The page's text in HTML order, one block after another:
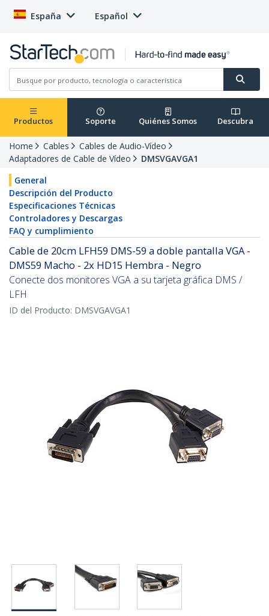
España Español
Productos Soporte Quiénes Somos Descubra
Home Cables
Cables de Audio-Vídeo
Adaptadores de Cable de Vídeo
DMSVGAVGA1
General
Descripción del Producto
Especificaciones Técnicas
Controladores y Descargas
FAQ y cumplimiento
Cable de 20cm LFH59 DMS-59 a doble pantalla VGA -
DMS59 Macho - 2x HD15 Hembra - Negro
Conecte dos monitores VGA a su tarjeta gráfica DMS /
LFH
ID del Producto: DMSVGAVGA1